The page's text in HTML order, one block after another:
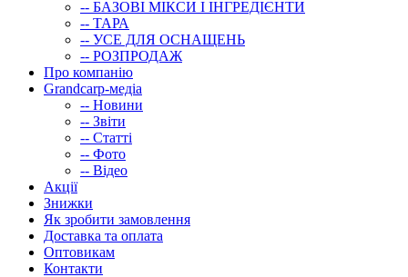
-- БАЗОВІ МІКСИ І ІНГРЕДІЄНТИ
-- ТАРА
-- УСЕ ДЛЯ ОСНАЩЕНЬ
-- РОЗПРОДАЖ
Про компанію
Grandcarp-медіа
-- Новини
-- Звіти
-- Статті
-- Фото
-- Відео
Акції
Знижки
Як зробити замовлення
Доставка та оплата
Оптовикам
Контакти